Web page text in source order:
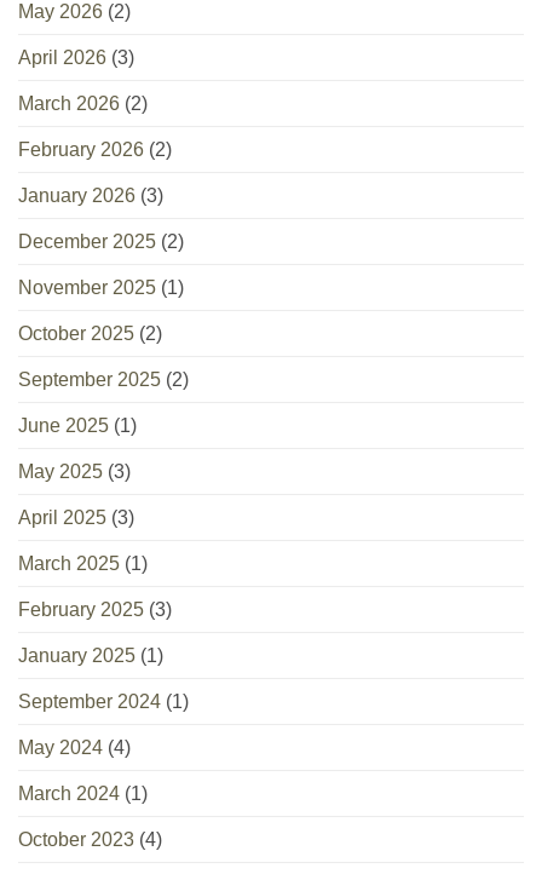
May 2026 (2)
April 2026 (3)
March 2026 (2)
February 2026 (2)
January 2026 (3)
December 2025 (2)
November 2025 (1)
October 2025 (2)
September 2025 (2)
June 2025 (1)
May 2025 (3)
April 2025 (3)
March 2025 (1)
February 2025 (3)
January 2025 (1)
September 2024 (1)
May 2024 (4)
March 2024 (1)
October 2023 (4)